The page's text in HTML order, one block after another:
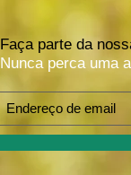
Faça parte da
Nunca perca uma